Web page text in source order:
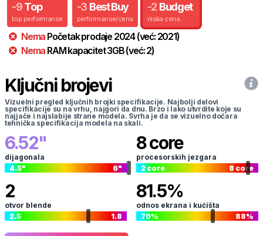
-9 Top
top performanse
-3 Best Buy
performanse/cena
-2 Budget
niska cena
Nema Početak prodaje 2024(već: 2021)
Nema RAM kapacitet3GB(već:2)
Ključni brojevi
Vizuelni pregled ključnih brojki specifikacije. Najbolji delovi
specifikacije su na vrhu, najgori da dnu. Brzo i lako utvrdite koje su
najjače i najslabije strane modela. Svrha je da se vizuelno dočara
tehnička specifikacija modela na skali.
6.52"
dijagonala
4.5" 6"
8core
procesorskih jezgara
2 core 8 core
2
otvor blende
2.5
1.8
81.5%
odnos ekrana i kućišta
70% 88%